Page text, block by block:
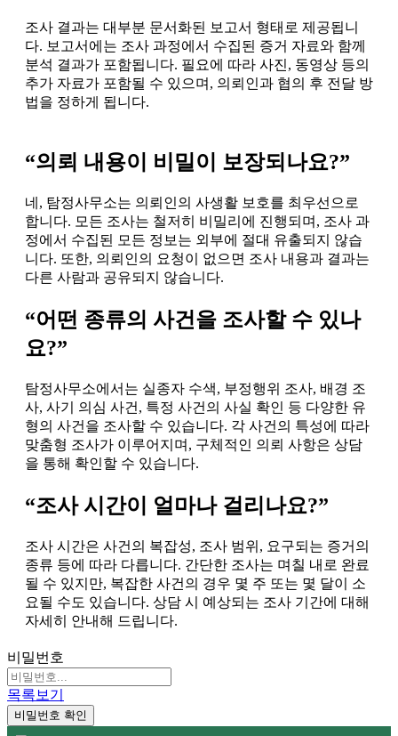
조사 결과는 대부분 문서화된 보고서 형태로 제공됩니
다. 보고서에는 조사 과정에서 수집된 증거 자료와 함께
분석 결과가 포함됩니다. 필요에 따라 사진, 동영상 등의
추가 자료가 포함될 수 있으며, 의뢰인과 협의 후 전달 방
법을 정하게 됩니다.
“의뢰 내용이 비밀이 보장되나요?”
네, 탐정사무소는 의뢰인의 사생활 보호를 최우선으로
합니다. 모든 조사는 철저히 비밀리에 진행되며, 조사 과
정에서 수집된 모든 정보는 외부에 절대 유출되지 않습
니다. 또한, 의뢰인의 요청이 없으면 조사 내용과 결과는
다른 사람과 공유되지 않습니다.
“어떤 종류의 사건을 조사할 수 있나
요?”
탐정사무소에서는 실종자 수색, 부정행위 조사, 배경 조
사, 사기 의심 사건, 특정 사건의 사실 확인 등 다양한 유
형의 사건을 조사할 수 있습니다. 각 사건의 특성에 따라
맞춤형 조사가 이루어지며, 구체적인 의뢰 사항은 상담
을 통해 확인할 수 있습니다.
“조사 시간이 얼마나 걸리나요?”
조사 시간은 사건의 복잡성, 조사 범위, 요구되는 증거의
종류 등에 따라 다릅니다. 간단한 조사는 며칠 내로 완료
될 수 있지만, 복잡한 사건의 경우 몇 주 또는 몇 달이 소
요될 수도 있습니다. 상담 시 예상되는 조사 기간에 대해
자세히 안내해 드립니다.
비밀번호
목록보기
비밀번호 확인